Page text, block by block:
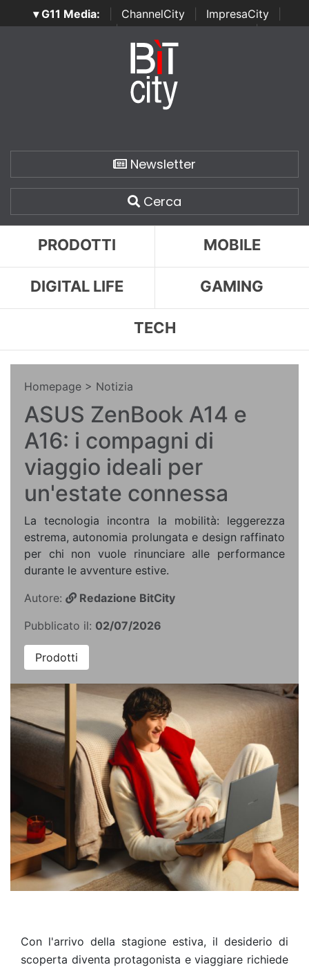
▾ G11 Media: ChannelCity ImpresaCity
SecurityOpenLab | Italian Channel Awards | Italian
Italian Security Awards
Newsletter
Cerca
PRODOTTI MOBILE
DIGITAL LIFE GAMING
TECH
Homepage > Notizia
ASUS ZenBook A14 e
A16: i compagni di
viaggio ideali per
un'estate connessa
La tecnologia incontra la mobilità: leggerezza
estrema, autonomia prolungata e design raffinato
per chi non vuole rinunciare alle performance
durante le avventure estive.
Autore:
Redazione BitCity
Pubblicato il: 02/07/2026
Prodotti
Con l'arrivo della stagione estiva, il desiderio di
scoperta diventa protagonista e viaggiare richiede